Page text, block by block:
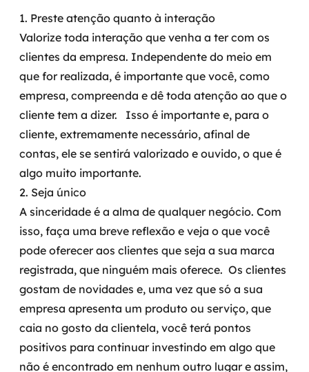
1. Preste atenção quanto à interação
Valorize toda interação que venha a ter com os
clientes da empresa. Independente do meio em
que for realizada, é importante que você, como
empresa, compreenda e dê toda atenção ao que o
cliente tem a dizer.
Isso é importante e, para o
cliente, extremamente necessário, afinal de
contas, ele se sentirá valorizado e ouvido, o que é
algo muito importante.
2. Seja único
A sinceridade é a alma de qualquer negócio. Com
isso, faça uma breve reflexão e veja o que você
pode oferecer aos clientes que seja a sua marca
registrada, que ninguém mais oferece. Os clientes
gostam de novidades e, uma vez que só a sua
empresa apresenta um produto ou serviço, que
caia no gosto da clientela, você terá pontos
positivos para continuar investindo em algo que
não é encontrado em nenhum outro lugare assim,